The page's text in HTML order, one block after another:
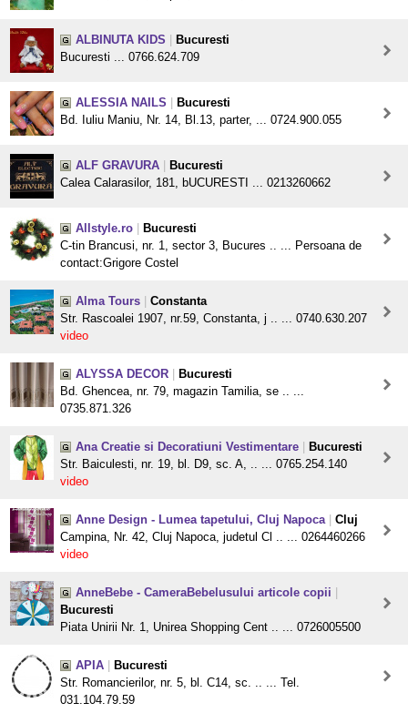
ALBINUTA KIDS
Bucuresti
Bucuresti ... 0766.624.709
ALESSIA NAILS
Bucuresti
Bd. Iuliu Maniu, Nr. 14, Bl.13, parter, ... 0724.900.055
ALF GRAVURA
Bucuresti
Calea Calarasilor, 181, bUCURESTI ... 0213260662
Allstyle.ro
Bucuresti
C-tin Brancusi, nr. 1, sector 3, Bucures .. ... Persoana de
contact:Grigore Costel
Alma Tours
Constanta
Str. Rascoalei 1907, nr.59, Constanta, j .. ... 0740.630.207
video
ALYSSA DECOR
Bucuresti
Bd. Ghencea, nr. 79, magazin Tamilia, se .. ...
0735.871.326
Ana Creatie si Decoratiuni Vestimentare
Bucuresti
Str. Baiculesti, nr. 19, bl. D9, sc. A, .. ... 0765.254.140
video
Anne Design - Lumea tapetului, Cluj Napoca
Cluj
Campina, Nr. 42, Cluj Napoca, judetul Cl .. ... 0264460266
video
AnneBebe - CameraBebelusului articole copii
Bucuresti
Piata Unirii Nr. 1, Unirea Shopping Cent .. ... 0726005500
APIA
Bucuresti
Str. Romancierilor, nr. 5, bl. C14, sc. .. ... Tel.
031.104.79.59